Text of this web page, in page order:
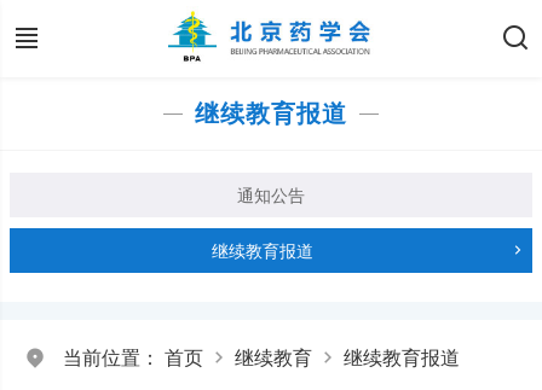
继续教育报道
通知公告
继续教育报道
当前位置： 首页 继续教育 继续教育报道